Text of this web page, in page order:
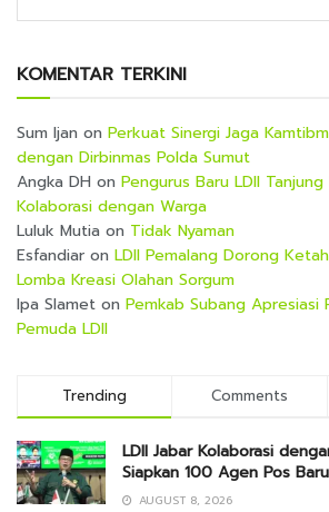
KOMENTAR TERKINI
Sum Ijan on Perkuat Sinergi Jaga
dengan Dirbinmas Polda Sumut
Angka DH on Pengurus Baru LDII
Kolaborasi dengan Warga
Luluk Mutia on Tidak Nyaman
Esfandiar on LDII Pemalang Dorong
Lomba Kreasi Olahan Sorgum
Ipa Slamet on Pemkab Subang Apresiasi
Pemuda LDII
Trending Comments
LDII Jabar Kolaborasi
Siapkan 100 Agen Pos Baru
AUGUST 8, 2026